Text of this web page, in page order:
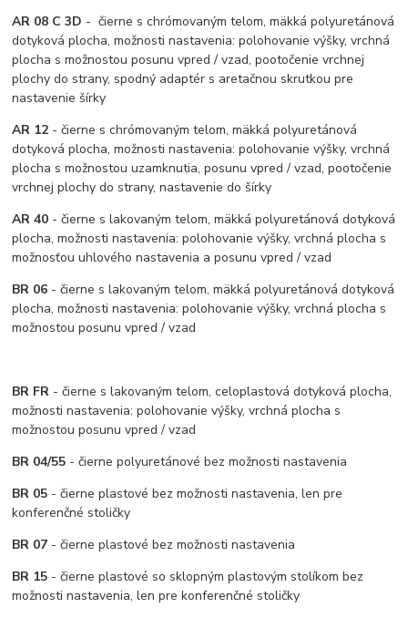
AR 08 C 3D - čierne s chrómovaným telom, mäkká polyuretánová
dotyková plocha, možnosti nastavenia: polohovanie výšky, vrchná
plocha s možnostou posunu vpred / vzad, pootočenie vrchnej
plochy do strany, spodný adaptér s aretačnou skrutkou pre
nastavenie šírky
AR 12 - čierne s chrómovaným telom, mäkká polyuretánová
dotyková plocha, možnosti nastavenia: polohovanie výšky, vrchná
plocha s možnostou uzamknutia, posunu vpred / vzad, pootočenie
vrchnej plochy do strany, nastavenie do šírky
AR 40 - čierne s lakovaným telom, mäkká polyuretánová dotyková
plocha, možnosti nastavenia: polohovanie výšky, vrchná plocha s
možnosťou uhlového nastavenia a posunu vpred / vzad
BR 06 - čierne s lakovaným telom, mäkká polyuretánová dotyková
plocha, možnosti nastavenia: polohovanie výšky, vrchná plocha s
možnostou posunu vpred / vzad
BR FR - čierne s lakovaným telom, celoplastová dotyková plocha,
možnosti nastavenia: polohovanie výšky, vrchná plocha s
možnostou posunu vpred / vzad
BR 04/55 - čierne polyuretánové bez možnosti nastavenia
BR 05 - čierne plastové bez možnosti nastavenia, len pre
konferenčné stoličky
BR 07 - čierne plastové bez možnosti nastavenia
BR 15 - čierne plastové so sklopným plastovým stolíkom bez
možnosti nastavenia, len pre konferenčné stoličky